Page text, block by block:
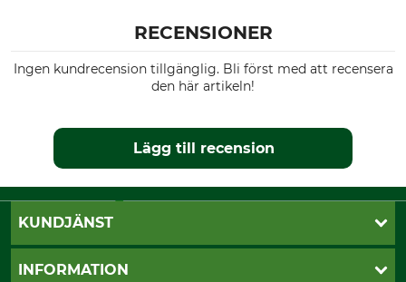
RECENSIONER
Ingen kundrecension tillgänglig. Bli först med att recensera
den här artikeln!
Lägg till recension
KUNDJÄNST
Öppettider
INFORMATION